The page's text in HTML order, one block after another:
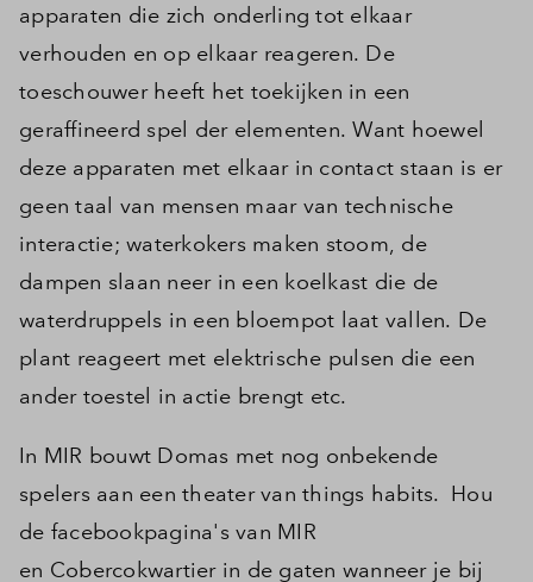
apparaten die zich onderling tot elkaar
verhouden en op elkaar reageren. De
toeschouwer heeft het toekijken in een
geraffineerd spel der elementen. Want hoewel
deze apparaten met elkaar in contact staan is er
geen taal van mensen maar van technische
interactie; waterkokers maken stoom, de
dampen slaan neer in een koelkast die de
waterdruppels in een bloempot laat vallen. De
plant reageert met elektrische pulsen die een
ander toestel in actie brengt etc.
In MIR bouwt Domas met nog onbekende
spelers aan een theater van things habits. Hou
de facebookpagina's van MIR
en Cobercokwartier in de gaten wanneer je bij